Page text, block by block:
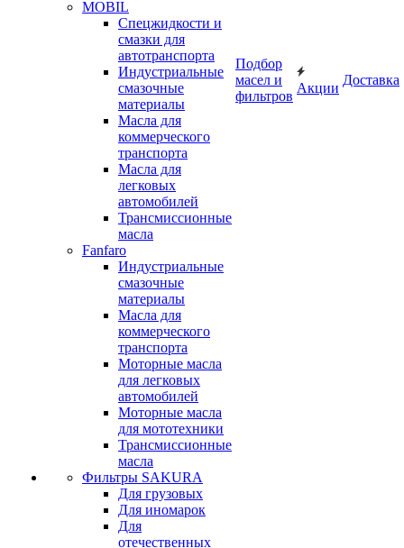
MOBIL
Cпецжидкости и
смазки для
автотранспорта
Индустриальные
смазочные
материалы
Масла для
коммерческого
транспорта
Масла для
легковых
автомобилей
Трансмиссионные
масла
Fanfaro
Индустриальные
смазочные
материалы
Масла для
коммерческого
транспорта
Моторные масла
для легковых
автомобилей
Моторные масла
для мототехники
Трансмиссионные
масла
Фильтры SAKURA
Для грузовых
Для иномарок
Для
отечественных
Подбор
масел и
фильтров
Акции
Доставка